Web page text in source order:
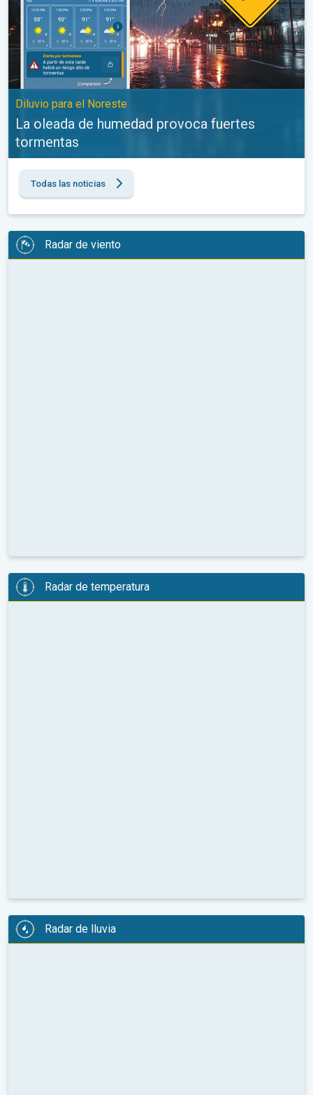
Diluvio para el Noreste
La oleada de humedad provoca fuertes
tormentas
Todas las noticias
Radar de viento
Radar de temperatura
Radar de lluvia